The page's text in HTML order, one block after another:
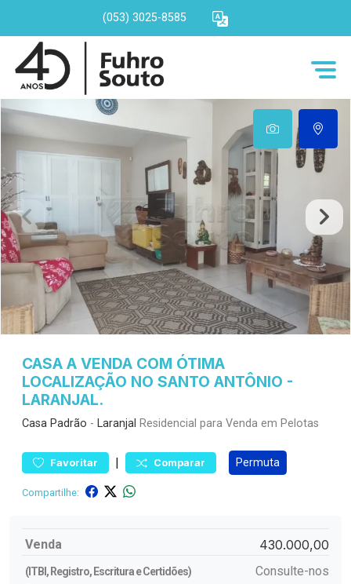
(053) 3025-8585
CASA A VENDA COM ÓTIMA
LOCALIZAÇÃO NO SANTO ANTÔNIO -
LARANJAL.
Casa Padrão - Laranjal Residencial para Venda em Pelotas
Favoritar | Comparar Permuta
Compartilhe:
Venda 430.000,00
(ITBI, Registro, Escritura e Certidões) Consulte-nos